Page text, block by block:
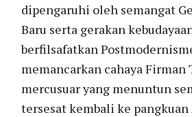
dipengaruhi oleh semangat
Baru serta gerakan
berfilsafatkan
memancarkan cahaya Firman
mercusuar yang menuntun
tersesat kembali ke